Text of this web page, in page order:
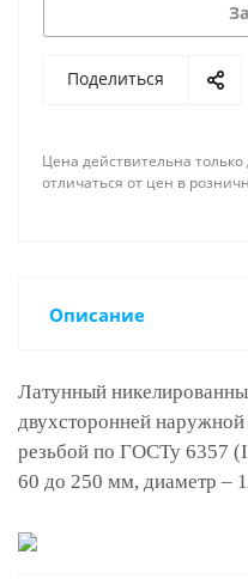
Поделиться
Цена действительна
отличаться от цен в
Описание
Латунный
двухсторонней
резьбой по ГОСТу 6357
60 до 250 мм, диаметр –